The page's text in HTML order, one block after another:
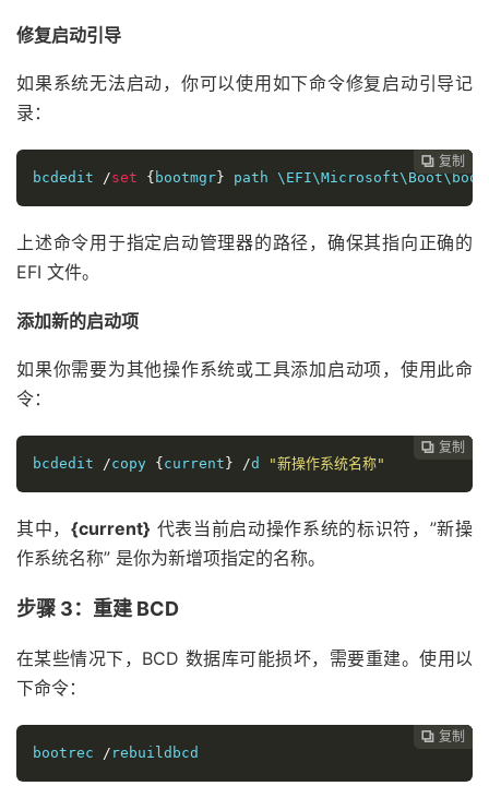
修复启动引导
如果系统无法启动，你可以使用如下命令修复启动引导记
录：
 复制
 复制
 复制
 复制
 复制
bcdedit /set { bootmgr } path
上述命令用于指定启动管理器的路径，确保其指向正确的
EFI 文件。
添加新的启动项
如果你需要为其他操作系统或工具添加启动项，使用此命
令：
 复制
 复制
 复制
 复制
bcdedit /copy { current } /d "新操作系统名称"
其中， {current} 代表当前启动操作系统的标识符，”新操
作系统名称” 是你为新增项指定的名称。
步骤 3：重建 BCD
在某些情况下，BCD 数据库可能损坏，需要重建。使用以
下命令：
 复制
 复制
 复制
bootrec / rebuildbcd